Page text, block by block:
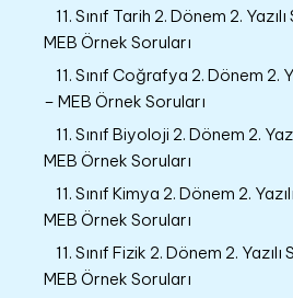
11. Sınıf Tarih 2. Dönem 2.
MEB Örnek Soruları
11. Sınıf Coğrafya 2. Dönem 2.
– MEB Örnek Soruları
11. Sınıf Biyoloji 2. Dönem 2.
MEB Örnek Soruları
11. Sınıf Kimya 2. Dönem 2.
MEB Örnek Soruları
11. Sınıf Fizik 2. Dönem 2.
MEB Örnek Soruları